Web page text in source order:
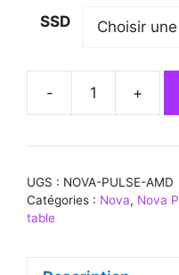
SSD
- +
UGS : NOVA-PULSE-AMD
Catégories : Nova, Nova
table